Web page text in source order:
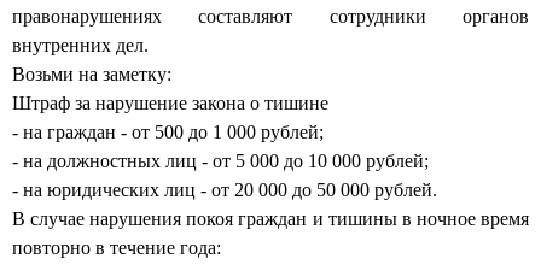
правонарушениях составляют сотрудники органов
внутренних дел.
Возьми на заметку:
Штраф за нарушение закона о тишине
- на граждан - от 500 до 1 000 рублей;
- на должностных лиц - от 5 000 до 10 000 рублей;
- на юридических лиц - от 20 000 до 50 000 рублей.
В случае нарушения покоя граждан и тишины в ночное время
повторно в течение года: